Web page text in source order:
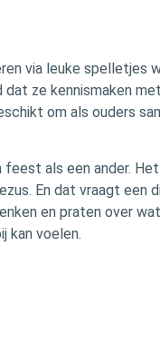
via leuke spelletjes
ze kennismaken
om als ouders
feest als een ander.
En dat vraagt een
en praten over
kan voelen.